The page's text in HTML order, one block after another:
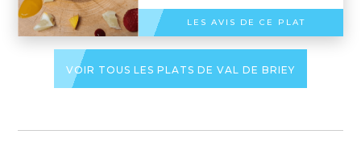
LES AVIS DE CE PLAT
VOIR TOUS LES PLATS DE VAL DE BRIEY